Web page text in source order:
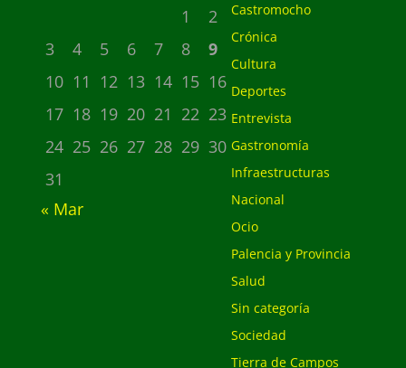
1
2
3
4 5 6 7 8
9
10 11 12 13 14 15 16
17 18 19 20 21 22 23
24 25 26 27 28 29 30
31
« Mar
Castromocho
Crónica
Cultura
Deportes
Entrevista
Gastronomía
Infraestructuras
Nacional
Ocio
Palencia y Provincia
Salud
Sin categoría
Sociedad
Tierra de Campos